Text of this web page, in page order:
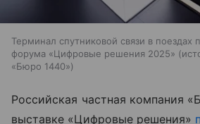
Терминал спутниковой связи в поездах
форума «Цифровые решения 2025»
«Бюро 1440»
Российская частная компания
выставке «Цифровые решения»